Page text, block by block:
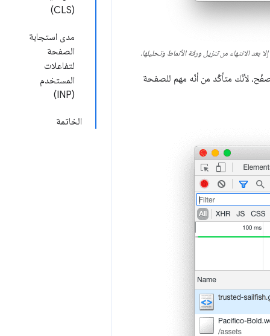
(CLS)
مدى استجابة
الصفحة
لتفاعلات
المستخدم
(INP)
الخاتمة
الانتهاء من تنزيل ورقة الأنماط وتحليلها.
لأنّك متأكّد من أنّه مهم للصفحة